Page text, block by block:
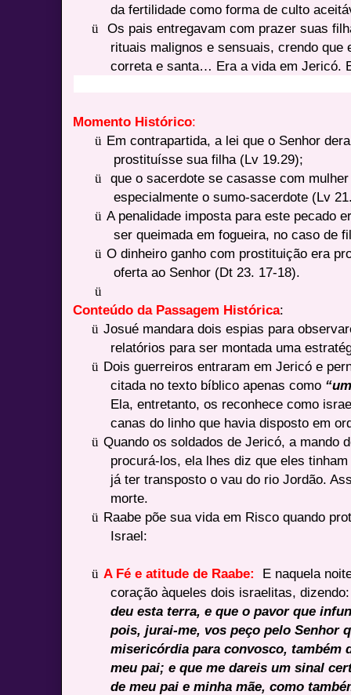
da fertilidade como forma de culto
ü Os pais entregavam com prazer suas
rituais malignos e sensuais, crendo que
correta e santa… Era a vida em Jericó.
Momento Histórico:
ü Em contrapartida, a lei que o Senhor
prostituísse sua filha (Lv 19.29);
ü que o sacerdote se casasse com
especialmente o sumo-sacerdote (Lv
ü A penalidade imposta para este pecado
ser queimada em fogueira, no caso de
ü O dinheiro ganho com prostituição era
oferta ao Senhor (Dt 23. 17-18).
ü
Conteúdo da Passagem Histórica:
ü Josué mandara dois espias para
relatórios para ser montada uma
ü Dois guerreiros entraram em Jericó e
citada no texto bíblico apenas como
Ela, entretanto, os reconhece como
canas do linho que havia disposto em
ü Quando os soldados de Jericó, a mando
procurá-los, ela lhes diz que eles
já ter transposto o vau do rio Jordão.
morte.
ü Raabe põe sua vida em Risco quando
Israel:
ü A Fé e atitude de Raabe:
E naquela
coração àqueles dois israelitas,
deu esta terra, e que o pavor que
pois, jurai-me, vos peço pelo Senhor
misericórdia para convosco, também
meu pai; e que me dareis um sinal
de meu pai e minha mãe, como